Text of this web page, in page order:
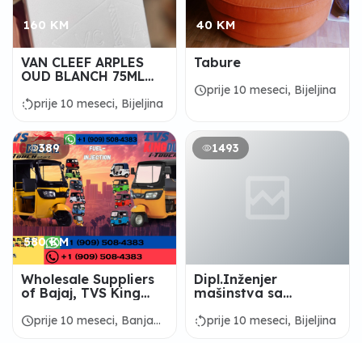
160 KM
VAN CLEEF ARPLES
OUD BLANCH 75ML
rotate_leftprije 10 meseci, Bijeljina
40 KM
Tabure
scheduleprije 10 meseci, Bijeljina
389
580 KM
Wholesale Suppliers
of Bajaj, TVS King
scheduleprije 10 meseci, Banja
1493
Dipl.Inženjer
mašinstva sa
rotate_leftprije 10 meseci, Bijeljina